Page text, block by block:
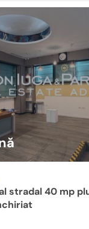
stradal 40 mp